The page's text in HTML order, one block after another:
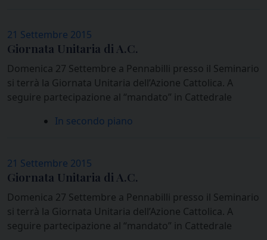
21 Settembre 2015
Giornata Unitaria di A.C.
Domenica 27 Settembre a Pennabilli presso il Seminario
si terrà la Giornata Unitaria dell’Azione Cattolica. A
seguire partecipazione al “mandato” in Cattedrale
In secondo piano
21 Settembre 2015
Giornata Unitaria di A.C.
Domenica 27 Settembre a Pennabilli presso il Seminario
si terrà la Giornata Unitaria dell’Azione Cattolica. A
seguire partecipazione al “mandato” in Cattedrale